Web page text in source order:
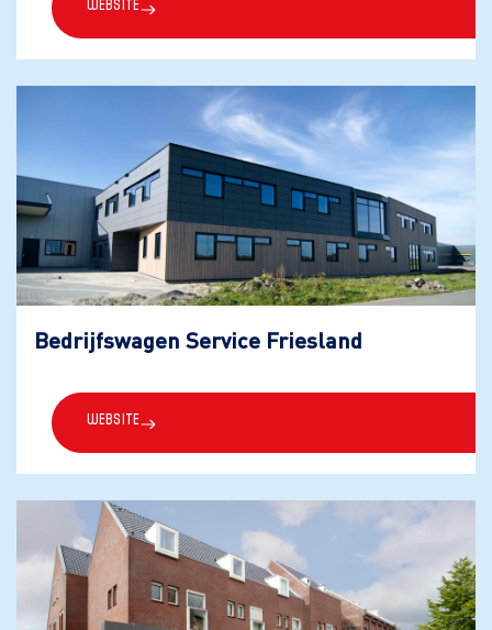
Website
Bedrijfswagen Service Friesland
Website